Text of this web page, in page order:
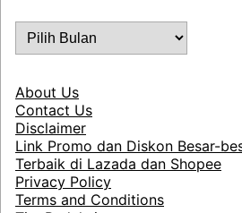
ARSIP
About Us
Contact Us
Disclaimer
Link Promo dan Diskon Besar-
Terbaik di Lazada dan Shopee
Privacy Policy
Terms and Conditions